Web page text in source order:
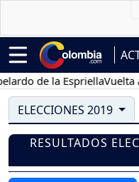
de la EspriellaVuelta a
ELECCIONES 2019
RESULTADOS